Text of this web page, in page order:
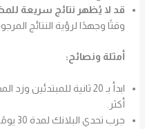
قد لا يُظهر نتائج سريعة
وقتًا وجهدًا لرؤية النتائج
أمثلة ونصائح:
ابدأ بـ 20 ثانية
أكثر.
جرب